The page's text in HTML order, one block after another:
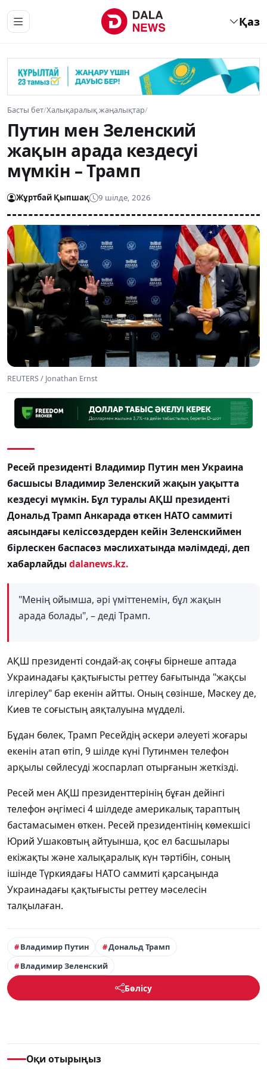
Қаз
Басты бет/Халықаралық жаңалықтар/
Путин мен Зеленский
жақын арада кездесуі
мүмкін – Трамп
Жұртбай Қыпшақ 9 шілде, 2026
REUTERS / Jonathan Ernst
Ресей президенті Владимир Путин мен Украина
басшысы Владимир Зеленский жақын уақытта
кездесуі мүмкін. Бұл туралы АҚШ президенті
Дональд Трамп Анкарада өткен НАТО саммиті
аясындағы келіссөздерден кейін Зеленскиймен
бірлескен баспасөз мәслихатында мәлімдеді, деп
хабарлайды dalanews.kz.
"Менің ойымша, әрі үміттенемін, бұл жақын
арада болады", – деді Трамп.
АҚШ президенті сондай-ақ соңғы бірнеше аптада
Украинадағы қақтығысты реттеу бағытында "жақсы
ілгерілеу" бар екенін айтты. Оның сөзінше, Мәскеу де,
Киев те соғыстың аяқталуына мүдделі.
Бұдан бөлек, Трамп Ресейдің әскери әлеуеті жоғары
екенін атап өтіп, 9 шілде күні Путинмен телефон
арқылы сөйлесуді жоспарлап отырғанын жеткізді.
Ресей мен АҚШ президенттерінің бұған дейінгі
телефон әңгімесі 4 шілдеде америкалық тараптың
бастамасымен өткен. Ресей президентінің көмекшісі
Юрий Ушаковтың айтуынша, қос ел басшылары
екіжақты және халықаралық күн тәртібін, соның
ішінде Түркиядағы НАТО саммиті қарсаңында
Украинадағы қақтығысты реттеу мәселесін
талқылаған.
Владимир Путин
Дональд Трамп
Владимир Зеленский
Бөлісу
Оқи отырыңыз